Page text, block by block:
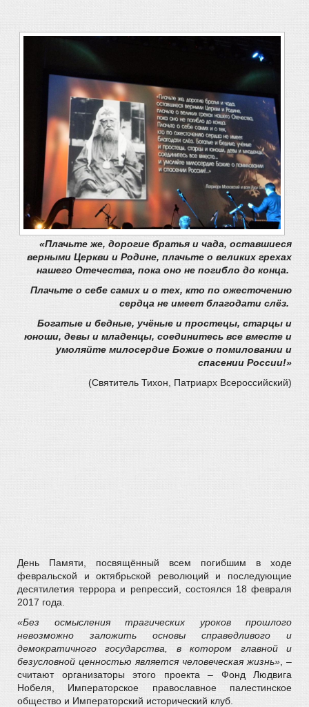
«Плачьте же, дорогие братья и чада, оставшиеся
верными Церкви и Родине, плачьте о великих грехах
нашего Отечества, пока оно не погибло до конца.
Плачьте о себе самих и о тех, кто по ожесточению
сердца не имеет благодати слёз.
Богатые и бедные, учёные и простецы, старцы и
юноши, девы и младенцы, соединитесь все вместе и
умоляйте милосердие Божие о помиловании и
спасении России!»
(Святитель Тихон, Патриарх Всероссийский)
День Памяти, посвящённый всем погибшим в ходе
февральской и октябрьской революций и последующие
десятилетия террора и репрессий, состоялся 18 февраля
2017 года.
«Без осмысления трагических уроков прошлого
невозможно заложить основы справедливого и
демократичного государства, в котором главной и
безусловной ценностью является человеческая жизнь» , –
считают организаторы этого проекта – Фонд Людвига
Нобеля, Императорское православное палестинское
общество и Императорский исторический клуб.